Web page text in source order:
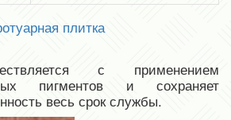
плитка
с применением
пигментов и сохраняет
весь срок службы.